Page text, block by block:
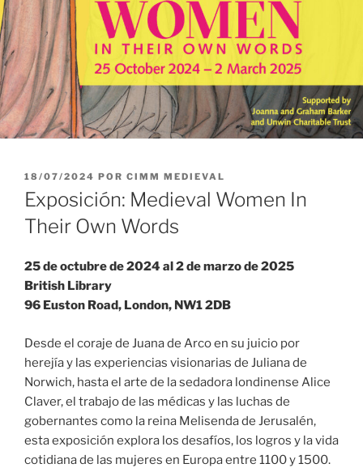
PUBLICADO
EL
18/07/2024 POR CIMM MEDIEVAL
Exposición: Medieval Women In
Their Own Words
25 de octubre de 2024 al 2 de marzo de 2025
British Library
96 Euston Road, London, NW1 2DB
Desde el coraje de Juana de Arco en su juicio por
herejía y las experiencias visionarias de Juliana de
Norwich, hasta el arte de la sedadora londinense Alice
Claver, el trabajo de las médicas y las luchas de
gobernantes como la reina Melisenda de Jerusalén,
esta exposición explora los desafíos, los logros y la vida
cotidiana de las mujeres en Europa entre 1100 y 1500.